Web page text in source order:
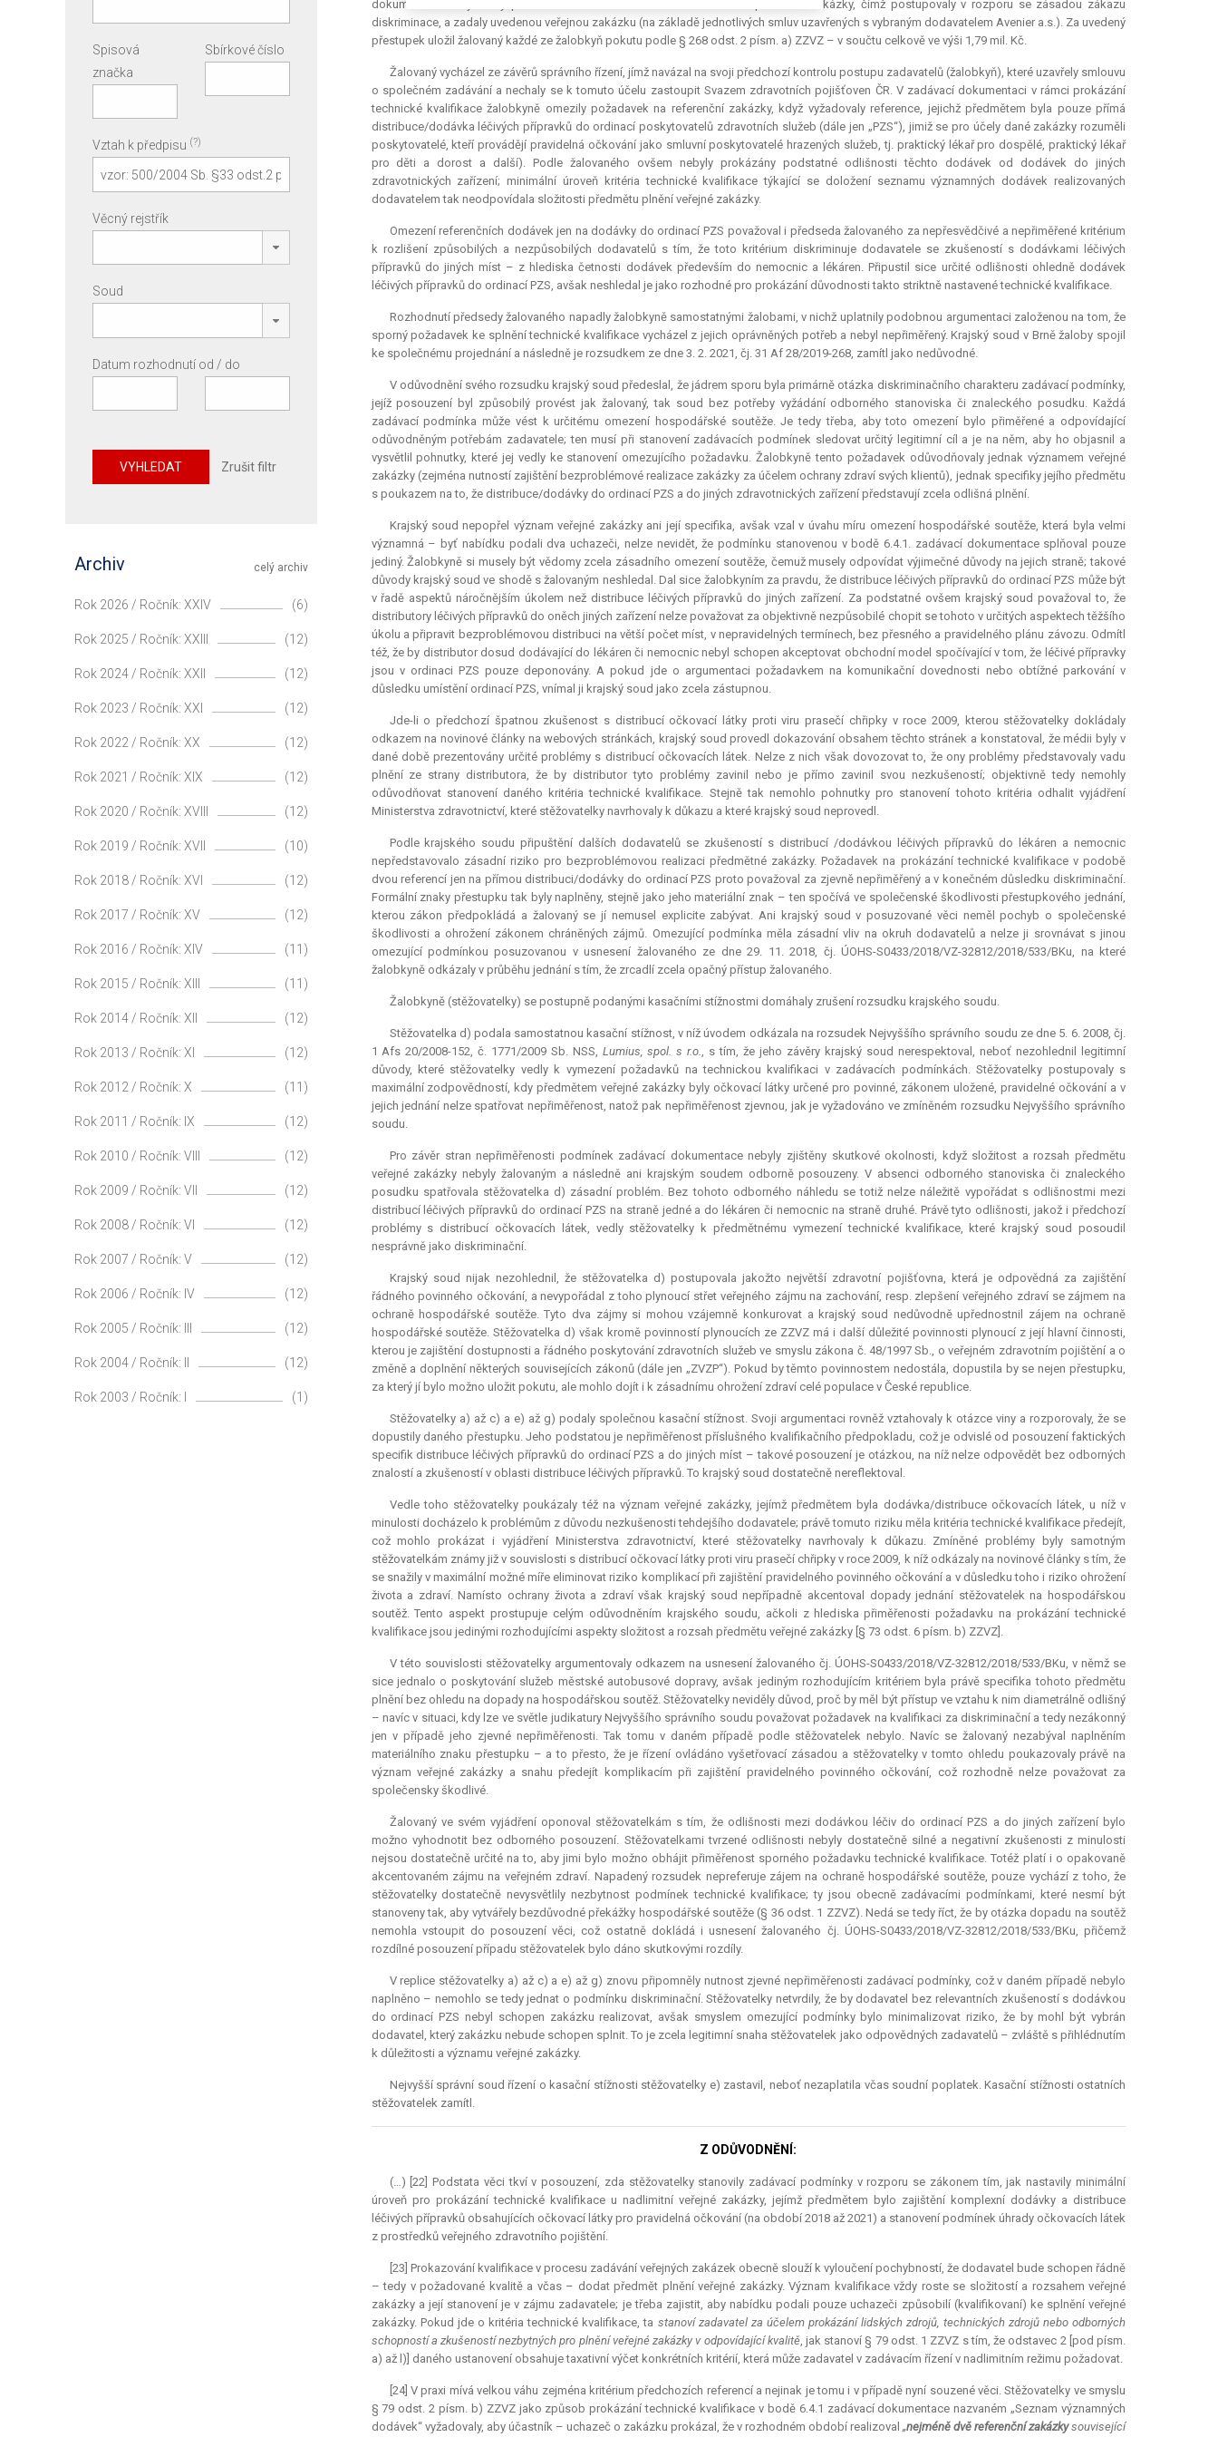
dokumentace nevymezily přiměřeně vzhledem ke složitosti a rozsahu předmětu zakázky, čímž postupovaly v rozporu se zásadou zákazu
diskriminace, a zadaly uvedenou veřejnou zakázku (na základě jednotlivých smluv uzavřených s vybraným dodavatelem Avenier a.s.). Za uvedený
přestupek uložil žalovaný každé ze žalobkyň pokutu podle § 268 odst. 2 písm. a) ZZVZ – v součtu celkově ve výši 1,79 mil. Kč.
Žalovaný vycházel ze závěrů správního řízení, jímž navázal na svoji předchozí kontrolu postupu zadavatelů (žalobkyň), které uzavřely smlouvu
o společném zadávání a nechaly se k tomuto účelu zastoupit Svazem zdravotních pojišťoven ČR. V zadávací dokumentaci v rámci prokázání
technické kvalifikace žalobkyně omezily požadavek na referenční zakázky, když vyžadovaly reference, jejichž předmětem byla pouze přímá
distribuce/dodávka léčivých přípravků do ordinací poskytovatelů zdravotních služeb (dále jen „PZS“), jimiž se pro účely dané zakázky rozuměli
poskytovatelé, kteří provádějí pravidelná očkování jako smluvní poskytovatelé hrazených služeb, tj. praktický lékař pro dospělé, praktický lékař
pro děti a dorost a další). Podle žalovaného ovšem nebyly prokázány podstatné odlišnosti těchto dodávek od dodávek do jiných
zdravotnických zařízení; minimální úroveň kritéria technické kvalifikace týkající se doložení seznamu významných dodávek realizovaných
dodavatelem tak neodpovídala složitosti předmětu plnění veřejné zakázky.
Omezení referenčních dodávek jen na dodávky do ordinací PZS považoval i předseda žalovaného za nepřesvědčivé a nepřiměřené kritérium
k rozlišení způsobilých a nezpůsobilých dodavatelů s tím, že toto kritérium diskriminuje dodavatele se zkušeností s dodávkami léčivých
přípravků do jiných míst – z hlediska četnosti dodávek především do nemocnic a lékáren. Připustil sice určité odlišnosti ohledně dodávek
léčivých přípravků do ordinací PZS, avšak neshledal je jako rozhodné pro prokázání důvodnosti takto striktně nastavené technické kvalifikace.
Rozhodnutí předsedy žalovaného napadly žalobkyně samostatnými žalobami, v nichž uplatnily podobnou argumentaci založenou na tom, že
sporný požadavek ke splnění technické kvalifikace vycházel z jejich oprávněných potřeb a nebyl nepřiměřený. Krajský soud v Brně žaloby spojil
ke společnému projednání a následně je rozsudkem ze dne 3. 2. 2021, čj. 31 Af 28/2019-268, zamítl jako nedůvodné.
V odůvodnění svého rozsudku krajský soud předeslal, že jádrem sporu byla primárně otázka diskriminačního charakteru zadávací podmínky,
jejíž posouzení byl způsobilý provést jak žalovaný, tak soud bez potřeby vyžádání odborného stanoviska či znaleckého posudku. Každá
zadávací podmínka může vést k určitému omezení hospodářské soutěže. Je tedy třeba, aby toto omezení bylo přiměřené a odpovídající
odůvodněným potřebám zadavatele; ten musí při stanovení zadávacích podmínek sledovat určitý legitimní cíl a je na něm, aby ho objasnil a
vysvětlil pohnutky, které jej vedly ke stanovení omezujícího požadavku. Žalobkyně tento požadavek odůvodňovaly jednak významem veřejné
zakázky (zejména nutností zajištění bezproblémové realizace zakázky za účelem ochrany zdraví svých klientů), jednak specifiky jejího předmětu
s poukazem na to, že distribuce/dodávky do ordinací PZS a do jiných zdravotnických zařízení představují zcela odlišná plnění.
Krajský soud nepopřel význam veřejné zakázky ani její specifika, avšak vzal v úvahu míru omezení hospodářské soutěže, která byla velmi
významná – byť nabídku podali dva uchazeči, nelze nevidět, že podmínku stanovenou v bodě 6.4.1. zadávací dokumentace splňoval pouze
jediný. Žalobkyně si musely být vědomy zcela zásadního omezení soutěže, čemuž musely odpovídat výjimečné důvody na jejich straně; takové
důvody krajský soud ve shodě s žalovaným neshledal. Dal sice žalobkyním za pravdu, že distribuce léčivých přípravků do ordinací PZS může být
v řadě aspektů náročnějším úkolem než distribuce léčivých přípravků do jiných zařízení. Za podstatné ovšem krajský soud považoval to, že
distributory léčivých přípravků do oněch jiných zařízení nelze považovat za objektivně nezpůsobilé chopit se tohoto v určitých aspektech těžšího
úkolu a připravit bezproblémovou distribuci na větší počet míst, v nepravidelných termínech, bez přesného a pravidelného plánu závozu. Odmítl
též, že by distributor dosud dodávající do lékáren či nemocnic nebyl schopen akceptovat obchodní model spočívající v tom, že léčivé přípravky
jsou v ordinaci PZS pouze deponovány. A pokud jde o argumentaci požadavkem na komunikační dovednosti nebo obtížné parkování v
důsledku umístění ordinací PZS, vnímal ji krajský soud jako zcela zástupnou.
Jde-li o předchozí špatnou zkušenost s distribucí očkovací látky proti viru prasečí chřipky v roce 2009, kterou stěžovatelky dokládaly
odkazem na novinové články na webových stránkách, krajský soud provedl dokazování obsahem těchto stránek a konstatoval, že médii byly v
dané době prezentovány určité problémy s distribucí očkovacích látek. Nelze z nich však dovozovat to, že ony problémy představovaly vadu
plnění ze strany distributora, že by distributor tyto problémy zavinil nebo je přímo zavinil svou nezkušeností; objektivně tedy nemohly
odůvodňovat stanovení daného kritéria technické kvalifikace. Stejně tak nemohlo pohnutky pro stanovení tohoto kritéria odhalit vyjádření
Ministerstva zdravotnictví, které stěžovatelky navrhovaly k důkazu a které krajský soud neprovedl.
Podle krajského soudu připuštění dalších dodavatelů se zkušeností s distribucí /dodávkou léčivých přípravků do lékáren a nemocnic
nepředstavovalo zásadní riziko pro bezproblémovou realizaci předmětné zakázky. Požadavek na prokázání technické kvalifikace v podobě
dvou referencí jen na přímou distribuci/dodávky do ordinací PZS proto považoval za zjevně nepřiměřený a v konečném důsledku diskriminační.
Formální znaky přestupku tak byly naplněny, stejně jako jeho materiální znak – ten spočívá ve společenské škodlivosti přestupkového jednání,
kterou zákon předpokládá a žalovaný se jí nemusel explicitezabývat. Ani krajský soud v posuzované věci neměl pochyb o společenské
škodlivosti a ohrožení zákonem chráněných zájmů. Omezující podmínka měla zásadní vliv na okruh dodavatelů a nelze ji srovnávat s jinou
omezující podmínkou posuzovanou v usnesení žalovaného ze dne 29. 11. 2018, čj. ÚOHS-S0433/2018/VZ-32812/2018/533/BKu, na které
žalobkyně odkázaly v průběhu jednání s tím, že zrcadlí zcela opačný přístup žalovaného.
Žalobkyně (stěžovatelky) se postupně podanými kasačními stížnostmi domáhaly zrušení rozsudku krajského soudu.
Stěžovatelka d) podala samostatnou kasační stížnost, v níž úvodem odkázala na rozsudek Nejvyššího správního soudu ze dne 5. 6. 2008, čj.
1 Afs 20/2008-152, č. 1771/2009 Sb. NSS,Lumius, spol. s r.o., s tím, že jeho závěry krajský soud nerespektoval, neboť nezohlednil legitimní
důvody, které stěžovatelky vedly k vymezení požadavků na technickou kvalifikaci v zadávacích podmínkách. Stěžovatelky postupovaly s
maximální zodpovědností, kdy předmětem veřejné zakázky byly očkovací látky určené pro povinné, zákonem uložené, pravidelné očkování a v
jejich jednání nelze spatřovat nepřiměřenost, natož pak nepřiměřenost zjevnou, jak je vyžadováno ve zmíněném rozsudku Nejvyššího správního
soudu.
Pro závěr stran nepřiměřenosti podmínek zadávací dokumentace nebyly zjištěny skutkové okolnosti, když složitost a rozsah předmětu
veřejné zakázky nebyly žalovaným a následně ani krajským soudem odborně posouzeny. V absenci odborného stanoviska či znaleckého
posudku spatřovala stěžovatelka d) zásadní problém. Bez tohoto odborného náhledu se totiž nelze náležitě vypořádat s odlišnostmi mezi
distribucí léčivých přípravků do ordinací PZS na straně jedné a do lékáren či nemocnic na straně druhé. Právě tyto odlišnosti, jakož i předchozí
problémy s distribucí očkovacích látek, vedly stěžovatelky k předmětnému vymezení technické kvalifikace, které krajský soud posoudil
nesprávně jako diskriminační.
Krajský soud nijak nezohlednil, že stěžovatelka d) postupovala jakožto největší zdravotní pojišťovna, která je odpovědná za zajištění
řádného povinného očkování, a nevypořádal z toho plynoucí střet veřejného zájmu na zachování, resp. zlepšení veřejného zdraví se zájmem na
ochraně hospodářské soutěže. Tyto dva zájmy si mohou vzájemně konkurovat a krajský soud nedůvodně upřednostnil zájem na ochraně
hospodářské soutěže. Stěžovatelka d) však kromě povinností plynoucích ze ZZVZ má i další důležité povinnosti plynoucí z její hlavní činnosti,
kterou je zajištění dostupnosti a řádného poskytování zdravotních služeb ve smyslu zákona č. 48/1997 Sb., o veřejném zdravotním pojištění a o
změně a doplnění některých souvisejících zákonů (dále jen „ZVZP“). Pokud by těmto povinnostem nedostála, dopustila by se nejen přestupku,
za který jí bylo možno uložit pokutu, ale mohlo dojít i k zásadnímu ohrožení zdraví celé populace v České republice.
Stěžovatelky a) až c) a e) až g) podaly společnou kasační stížnost. Svoji argumentaci rovněž vztahovaly k otázce viny a rozporovaly, že se
dopustily daného přestupku. Jeho podstatou je nepřiměřenost příslušného kvalifikačního předpokladu, což je odvislé od posouzení faktických
specifik distribuce léčivých přípravků do ordinací PZS a do jiných míst – takové posouzení je otázkou, na níž nelze odpovědět bez odborných
znalostí a zkušeností v oblasti distribuce léčivých přípravků. To krajský soud dostatečně nereflektoval.
Vedle toho stěžovatelky poukázaly též na význam veřejné zakázky, jejímž předmětem byla dodávka/distribuce očkovacích látek, u níž v
minulosti docházelo k problémům z důvodu nezkušenosti tehdejšího dodavatele; právě tomuto riziku měla kritéria technické kvalifikace předejít,
což mohlo prokázat i vyjádření Ministerstva zdravotnictví, které stěžovatelky navrhovaly k důkazu. Zmíněné problémy byly samotným
stěžovatelkám známy již v souvislosti s distribucí očkovací látky proti viru prasečí chřipky v roce 2009, k níž odkázaly na novinové články s tím, že
se snažily v maximální možné míře eliminovat riziko komplikací při zajištění pravidelného povinného očkování a v důsledku toho i riziko ohrožení
života a zdraví. Namísto ochrany života a zdraví však krajský soud nepřípadně akcentoval dopady jednání stěžovatelek na hospodářskou
soutěž. Tento aspekt prostupuje celým odůvodněním krajského soudu, ačkoli z hlediska přiměřenosti požadavku na prokázání technické
kvalifikace jsou jedinými rozhodujícími aspekty složitost a rozsah předmětu veřejné zakázky [§ 73 odst. 6 písm. b) ZZVZ].
V této souvislosti stěžovatelky argumentovaly odkazem na usnesení žalovaného čj. ÚOHS-S0433/2018/VZ-32812/2018/533/BKu, v němž se
sice jednalo o poskytování služeb městské autobusové dopravy, avšak jediným rozhodujícím kritériem byla právě specifika tohoto předmětu
plnění bez ohledu na dopady na hospodářskou soutěž. Stěžovatelky neviděly důvod, proč by měl být přístup ve vztahu k nim diametrálně odlišný
– navíc v situaci, kdy lze ve světle judikatury Nejvyššího správního soudu považovat požadavek na kvalifikaci za diskriminační a tedy nezákonný
jen v případě jeho zjevné nepřiměřenosti. Tak tomu v daném případě podle stěžovatelek nebylo. Navíc se žalovaný nezabýval naplněním
materiálního znaku přestupku – a to přesto, že je řízení ovládáno vyšetřovací zásadou a stěžovatelky v tomto ohledu poukazovaly právě na
význam veřejné zakázky a snahu předejít komplikacím při zajištění pravidelného povinného očkování, což rozhodně nelze považovat za
společensky škodlivé.
Žalovaný ve svém vyjádření oponoval stěžovatelkám s tím, že odlišnosti mezi dodávkou léčiv do ordinací PZS a do jiných zařízení bylo
možno vyhodnotit bez odborného posouzení. Stěžovatelkami tvrzené odlišnosti nebyly dostatečně silné a negativní zkušenosti z minulosti
nejsou dostatečně určité na to, aby jimi bylo možno obhájit přiměřenost sporného požadavku technické kvalifikace. Totéž platí i o opakovaně
akcentovaném zájmu na veřejném zdraví. Napadený rozsudek nepreferuje zájem na ochraně hospodářské soutěže, pouze vychází z toho, že
stěžovatelky dostatečně nevysvětlily nezbytnost podmínek technické kvalifikace; ty jsou obecně zadávacími podmínkami, které nesmí být
stanoveny tak, aby vytvářely bezdůvodné překážky hospodářské soutěže (§ 36 odst. 1 ZZVZ). Nedá se tedy říct, že by otázka dopadu na soutěž
nemohla vstoupit do posouzení věci, což ostatně dokládá i usnesení žalovaného čj. ÚOHS-S0433/2018/VZ-32812/2018/533/BKu, přičemž
rozdílné posouzení případu stěžovatelek bylo dáno skutkovými rozdíly.
V replice stěžovatelky a) až c) a e) až g) znovu připomněly nutnost zjevné nepřiměřenosti zadávací podmínky, což v daném případě nebylo
naplněno – nemohlo se tedy jednat o podmínku diskriminační. Stěžovatelky netvrdily, že by dodavatel bez relevantních zkušeností s dodávkou
do ordinací PZS nebyl schopen zakázku realizovat, avšak smyslem omezující podmínky bylo minimalizovat riziko, že by mohl být vybrán
dodavatel, který zakázku nebude schopen splnit. To je zcela legitimní snaha stěžovatelek jako odpovědných zadavatelů – zvláště s přihlédnutím
k důležitosti a významu veřejné zakázky.
Nejvyšší správní soud řízení o kasační stížnosti stěžovatelky e) zastavil, neboť nezaplatila včas soudní poplatek. Kasační stížnosti ostatních
stěžovatelek zamítl.
Z ODŮVODNĚNÍ:
(…) [22] Podstata věci tkví v posouzení, zda stěžovatelky stanovily zadávací podmínky v rozporu se zákonem tím, jak nastavily minimální
úroveň pro prokázání technické kvalifikace u nadlimitní veřejné zakázky, jejímž předmětem bylo zajištění komplexní dodávky a distribuce
léčivých přípravků obsahujících očkovací látky pro pravidelná očkování (na období 2018 až 2021) a stanovení podmínek úhrady očkovacích látek
z prostředků veřejného zdravotního pojištění.
[23] Prokazování kvalifikace v procesu zadávání veřejných zakázek obecně slouží k vyloučení pochybností, že dodavatel bude schopen řádně
– tedy v požadované kvalitě a včas – dodat předmět plnění veřejné zakázky. Význam kvalifikace vždy roste se složitostí a rozsahem veřejné
zakázky a její stanovení je v zájmu zadavatele; je třeba zajistit, aby nabídku podali pouze uchazeči způsobilí (kvalifikovaní) ke splnění veřejné
zakázky. Pokud jde o kritéria technické kvalifikace, ta stanoví zadavatel za účelem prokázání lidských zdrojů, technických zdrojů nebo odborných
schopností a zkušeností nezbytných pro plnění veřejné zakázky v odpovídající kvalitě, jak stanoví § 79 odst. 1 ZZVZ s tím, že odstavec 2 [pod písm.
a) až l)] daného ustanovení obsahujetaxativnívýčet konkrétních kritérií, která může zadavatel v zadávacím řízení v nadlimitním režimu požadovat.
[24] V praxi mívá velkou váhu zejména kritérium předchozích referencí a nejinak je tomu i v případě nyní souzené věci. Stěžovatelky ve smyslu
§ 79 odst. 2 písm. b) ZZVZ jako způsob prokázání technické kvalifikace v bodě 6.4.1 zadávací dokumentace nazvaném „Seznam významných
dodávek“ vyžadovaly, aby účastník – uchazeč o zakázku prokázal, že v rozhodném období realizoval „nejméně dvě referenční zakázkysouvisející
Spisová
značka
Sbírkové číslo
Vztah k předpisu (?)
Věcný rejstřík
Soud
Datum rozhodnutí od / do
VYHLEDAT Zrušit filtr
celý archiv
Archiv
Rok 2026 / Ročník: XXIV (6)
Rok 2025 / Ročník: XXIII (12)
Rok 2024 / Ročník: XXII (12)
Rok 2023 / Ročník: XXI (12)
Rok 2022 / Ročník: XX (12)
Rok 2021 / Ročník: XIX (12)
Rok 2020 / Ročník: XVIII (12)
Rok 2019 / Ročník: XVII (10)
Rok 2018 / Ročník: XVI (12)
Rok 2017 / Ročník: XV (12)
Rok 2016 / Ročník: XIV (11)
Rok 2015 / Ročník: XIII (11)
Rok 2014 / Ročník: XII (12)
Rok 2013 / Ročník: XI (12)
Rok 2012 / Ročník: X (11)
Rok 2011 / Ročník: IX (12)
Rok 2010 / Ročník: VIII (12)
Rok 2009 / Ročník: VII (12)
Rok 2008 / Ročník: VI (12)
Rok 2007 / Ročník: V (12)
Rok 2006 / Ročník: IV (12)
Rok 2005 / Ročník: III (12)
Rok 2004 / Ročník: II (12)
Rok 2003 / Ročník: I (1)